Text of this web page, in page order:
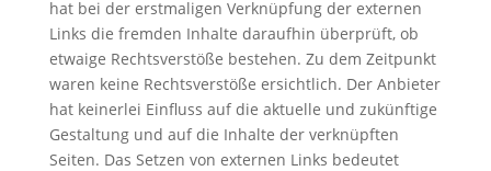
hat bei der erstmaligen Verknüpfung der externen
Links die fremden Inhalte daraufhin überprüft, ob
etwaige Rechtsverstöße bestehen. Zu dem Zeitpunkt
waren keine Rechtsverstöße ersichtlich. Der Anbieter
hat keinerlei Einfluss auf die aktuelle und zukünftige
Gestaltung und auf die Inhalte der verknüpften
Seiten. Das Setzen von externen Links bedeutet